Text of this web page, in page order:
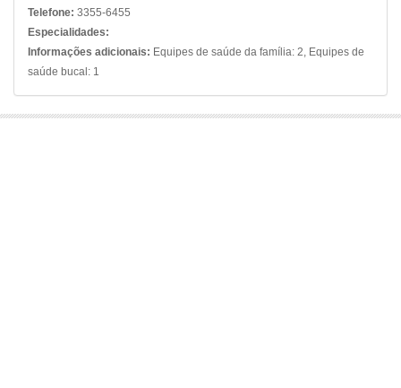
Telefone: 3355-6455
Especialidades:
Informações adicionais: Equipes de saúde da família: 2, Equipes de
saúde bucal: 1